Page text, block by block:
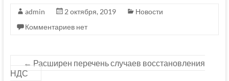
admin 2 октября, 2019
Новости
Комментариев нет
← Расширен перечень случаев восстановления
НДС